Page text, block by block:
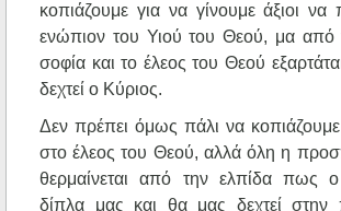
κοπιάζουμε για να γίνουμε άξιοι να
ενώπιον του Υιού του Θεού, μα από
σοφία και το έλεος του Θεού
δεχτεί ο Κύριος.
Δεν πρέπει όμως πάλι να
στο έλεος του Θεού, αλλά όλη η
θερμαίνεται από την ελπίδα πως ο
δίπλα μας και θα μας δεχτεί στην